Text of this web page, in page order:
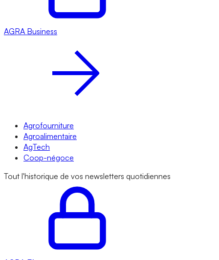
AGRA Business
Agrofourniture
Agroalimentaire
AgTech
Coop-négoce
Tout l'historique de vos newsletters quotidiennes